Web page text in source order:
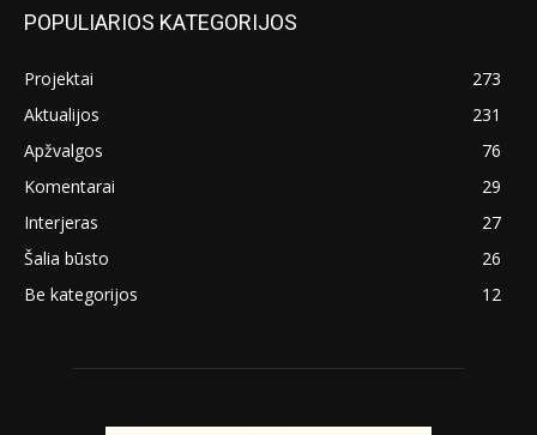
POPULIARIOS KATEGORIJOS
Projektai
273
Aktualijos
231
Apžvalgos
76
Komentarai
29
Interjeras
27
Šalia būsto
26
Be kategorijos
12